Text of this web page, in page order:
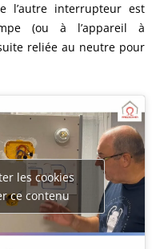
l’autre interrupteur est
(ou à l’appareil à
reliée au neutre pour
les cookies
ce contenu